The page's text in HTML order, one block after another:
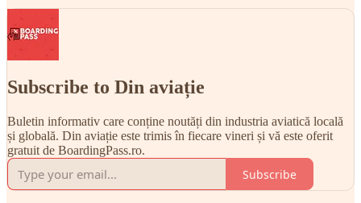
Subscribe to Din aviație
Buletin informativ care conține noutăți din industria aviatică locală
și globală. Din aviație este trimis în fiecare vineri și vă este oferit
gratuit de BoardingPass.ro.
Subscribe